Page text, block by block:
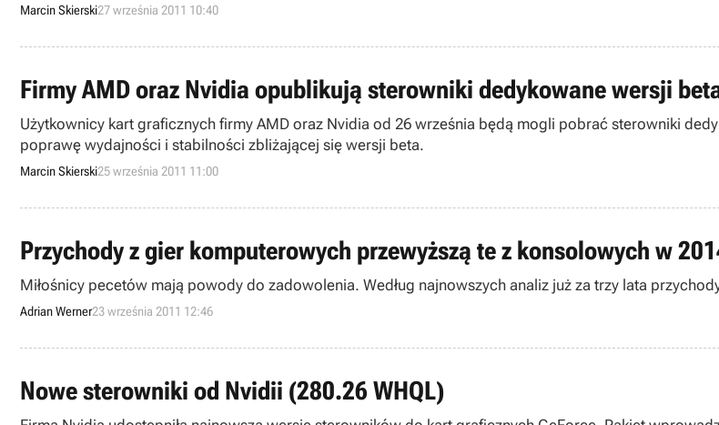
Marcin Skierski27 września 2011 10:40
Firmy AMD oraz Nvidia opublikują sterowniki dedykowane wersji
Użytkownicy kart graficznych firmy AMD oraz Nvidia od 26 września będą mogli pobrać sterowniki
poprawę wydajności i stabilności zbliżającej się wersji beta.
Marcin Skierski25 września 2011 11:00
Przychody z gier komputerowych przewyższą te z konsolowych w
Miłośnicy pecetów mają powody do zadowolenia. Według najnowszych analiz już za trzy lata
Adrian Werner23 września 2011 12:46
Nowe sterowniki od Nvidii (280.26 WHQL)